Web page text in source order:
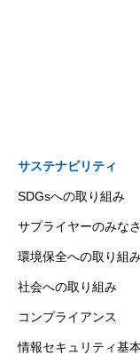
サステナビリティ
SDGsへの取り組み
サプライヤーのみな
環境保全への取り組
社会への取り組み
コンプライアンス
情報セキュリティ基